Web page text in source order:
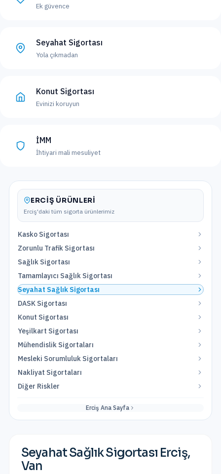
Ek güvence
Seyahat Sigortası
Yola çıkmadan
Konut Sigortası
Evinizi koruyun
İMM
İhtiyari mali mesuliyet
ERCIŞ ÜRÜNLERI
Erciş'daki tüm sigorta ürünlerimiz
Kasko Sigortası
Zorunlu Trafik Sigortası
Sağlık Sigortası
Tamamlayıcı Sağlık Sigortası
Seyahat Sağlık Sigortası
DASK Sigortası
Konut Sigortası
Yeşilkart Sigortası
Mühendislik Sigortaları
Mesleki Sorumluluk Sigortaları
Nakliyat Sigortaları
Diğer Riskler
Erciş Ana Sayfa
Seyahat Sağlık Sigortası Erciş,
Van